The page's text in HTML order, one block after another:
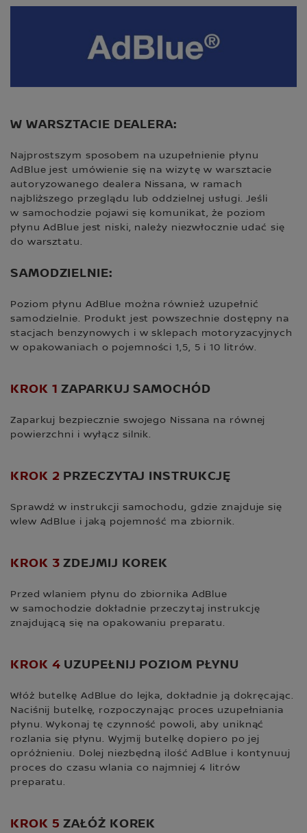
W WARSZTACIE DEALERA:
Najprostszym sposobem na uzupełnienie płynu
AdBlue jest umówienie się na wizytę w warsztacie
autoryzowanego dealera Nissana, w ramach
najbliższego przeglądu lub oddzielnej usługi. Jeśli
w samochodzie pojawi się komunikat, że poziom
płynu AdBlue jest niski, należy niezwłocznie udać się
do warsztatu.
SAMODZIELNIE:
Poziom płynu AdBlue można również uzupełnić
samodzielnie. Produkt jest powszechnie dostępny na
stacjach benzynowych i w sklepach motoryzacyjnych
w opakowaniach o pojemności 1,5, 5 i 10 litrów.
KROK 1 ZAPARKUJ SAMOCHÓD
Zaparkuj bezpiecznie swojego Nissana na równej
powierzchni i wyłącz silnik.
KROK 2 PRZECZYTAJ INSTRUKCJĘ
Sprawdź w instrukcji samochodu, gdzie znajduje się
wlew AdBlue i jaką pojemność ma zbiornik.
KROK 3 ZDEJMIJ KOREK
Przed wlaniem płynu do zbiornika AdBlue
w samochodzie dokładnie przeczytaj instrukcję
znajdującą się na opakowaniu preparatu.
KROK 4 UZUPEŁNIJ POZIOM PŁYNU
Włóż butelkę AdBlue do lejka, dokładnie ją dokręcając.
Naciśnij butelkę, rozpoczynając proces uzupełniania
płynu. Wykonaj tę czynność powoli, aby uniknąć
rozlania się płynu. Wyjmij butelkę dopiero po jej
opróżnieniu. Dolej niezbędną ilość AdBlue i kontynuuj
proces do czasu wlania co najmniej 4 litrów
preparatu.
KROK 5 ZAŁÓŻ KOREK